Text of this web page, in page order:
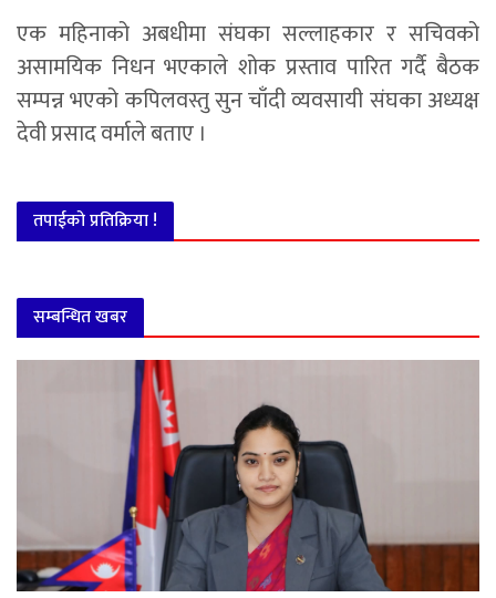
एक महिनाको अबधीमा संघका सल्लाहकार र सचिवको
असामयिक निधन भएकाले शोक प्रस्ताव पारित गर्दै बैठक
सम्पन्न भएको कपिलवस्तु सुन चाँदी व्यवसायी संघका अध्यक्ष
देवी प्रसाद वर्माले बताए ।
तपाईको प्रतिक्रिया !
सम्बन्धित खबर